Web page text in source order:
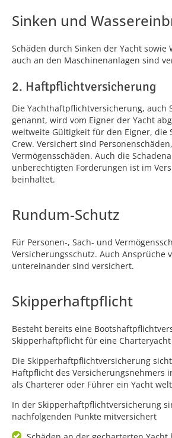
Sinken und
Schäden durch Sinken der Yacht sowie
auch an den Maschinenanlagen sind
2. Haftpflichtversicherung
Die Yachthaftpflichtversicherung, auch
genannt, wird vom Eigner der Yacht
weltweite Gültigkeit für den Eigner, die
Crew. Versichert sind
Vermögensschäden. Auch die
unberechtigten Forderungen ist im
beinhaltet.
Rundum-Schutz
Für Personen-, Sach- und
Versicherungsschutz. Auch Ansprüche
untereinander sind versichert.
Skipperhaftpflicht
Besteht bereits eine
Skipperhaftpflicht für eine
Die Skipperhaftpflichtversicherung
Haftpflicht des Versicherungsnehmers
als Charterer oder Führer ein Yacht
In der Skipperhaftpflichtversicherung
nachfolgenden Punkte mitversichert